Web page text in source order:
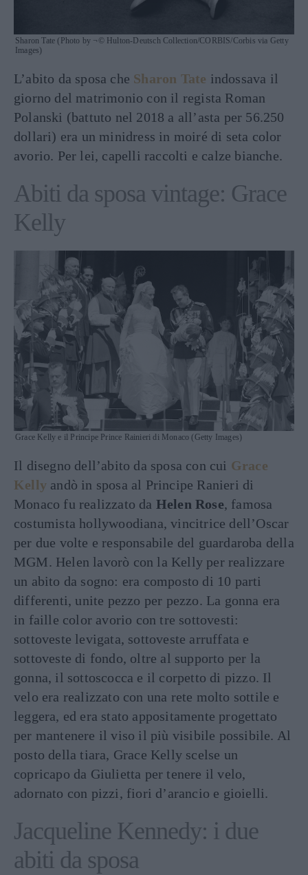
Sharon Tate (Photo by ¬© Hulton-Deutsch Collection/CORBIS/Corbis via Getty
Images)
L’abito da sposa che Sharon Tate indossava il
giorno del matrimonio con il regista Roman
Polanski (battuto nel 2018 a all’asta per 56.250
dollari) era un minidress in moiré di seta color
avorio. Per lei, capelli raccolti e calze bianche.
Abiti da sposa vintage: Grace
Kelly
Grace Kelly e il Principe Prince Rainieri di Monaco (Getty Images)
Il disegno dell’abito da sposa con cui Grace
Kelly andò in sposa al Principe Ranieri di
Monaco fu realizzato da Helen Rose, famosa
costumista hollywoodiana, vincitrice dell’Oscar
per due volte e responsabile del guardaroba della
MGM. Helen lavorò con la Kelly per realizzare
un abito da sogno: era composto di 10 parti
differenti, unite pezzo per pezzo. La gonna era
in faille color avorio con tre sottovesti:
sottoveste levigata, sottoveste arruffata e
sottoveste di fondo, oltre al supporto per la
gonna, il sottoscocca e il corpetto di pizzo. Il
velo era realizzato con una rete molto sottile e
leggera, ed era stato appositamente progettato
per mantenere il viso il più visibile possibile. Al
posto della tiara, Grace Kelly scelse un
copricapo da Giulietta per tenere il velo,
adornato con pizzi, fiori d’arancio e gioielli.
Jacqueline Kennedy: i due
abiti da sposa